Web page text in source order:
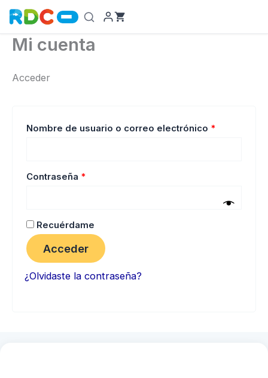
contenido
Mi cuenta
Acceder
Nombre de usuario o correo electrónico *
Contraseña *
Recuérdame
Acceder
¿Olvidaste la contraseña?